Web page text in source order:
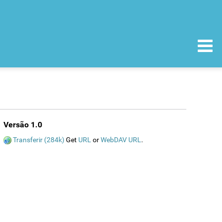
Versão 1.0
Transferir (284k) Get URL orWebDAV URL .